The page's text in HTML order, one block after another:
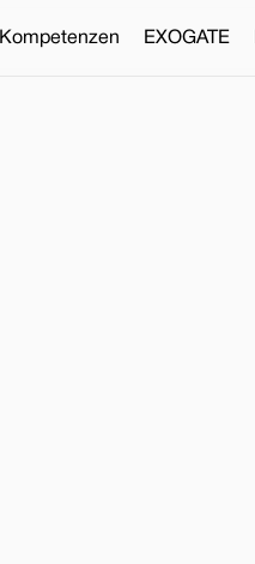
Kompetenzen EXOGATE